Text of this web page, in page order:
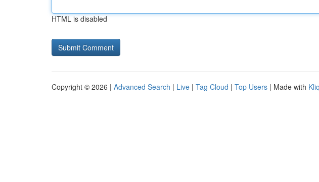
HTML is disabled
Copyright © 2026 | Advanced Search | Live | Tag Cloud | Top Users | Made with